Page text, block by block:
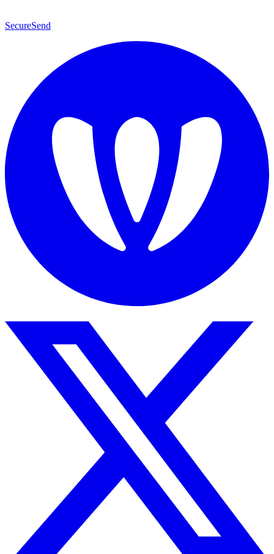
SecureSend